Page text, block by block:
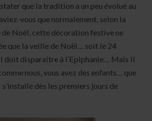
que la tradition a un peu évolué au
vous que normalement, selon la
Noël, cette décoration festive ne
que la veille de Noël… soit le 24
doit disparaître à l’Epiphanie… Mais il
nous, vous avez des enfants… que
dès les premiers jours de